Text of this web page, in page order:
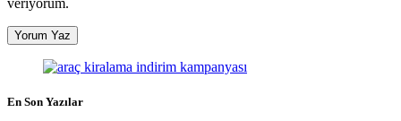
veriyorum.
En Son Yazılar